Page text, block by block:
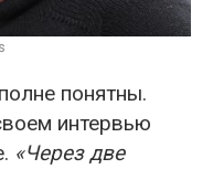
понятны.
интервью
«Через две